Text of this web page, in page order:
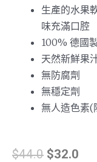
生產的水果
味充滿口腔
100% 德國
天然新鮮果
無防腐劑
無穩定劑
無人造色素(
$44.0 $32.0